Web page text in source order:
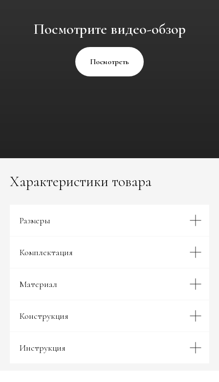
Посмотрите видео-обзор
Посмотреть
Характеристики товара
Размеры
Комплектация
Материал
Конструкция
Инструкция